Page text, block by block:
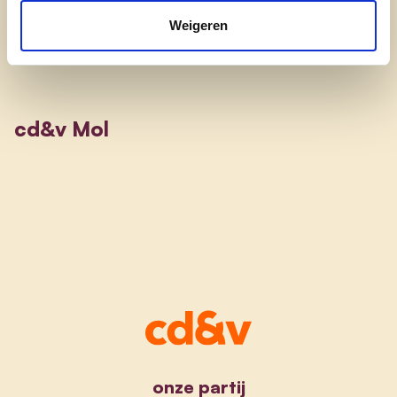
Weigeren
cd&v Mol
onze partij